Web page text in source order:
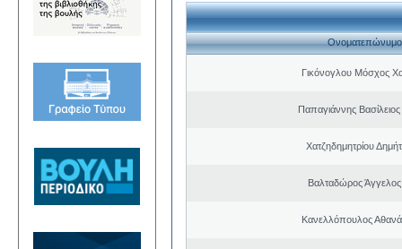
Ονοματεπώνυμο
Γικόνογλου Μόσχος
Παπαγιάννης
Χατζηδημητρίου
Βαλταδώρος Άγγελος
Κανελλόπουλος